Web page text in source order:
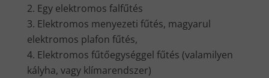
Egy elektromos falfűtés
Elektromos menyezeti fűtés, magyarul
elektromos plafon fűtés,
Elektromos fűtőegységgel fűtés (valamilyen
kályha, vagy klímarendszer)